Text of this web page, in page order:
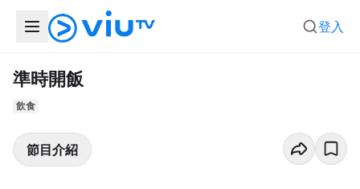
登入
準時開飯
飲食
節目介紹